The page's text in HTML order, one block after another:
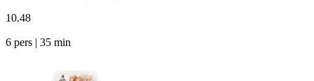
10.48
6 pers | 35 min